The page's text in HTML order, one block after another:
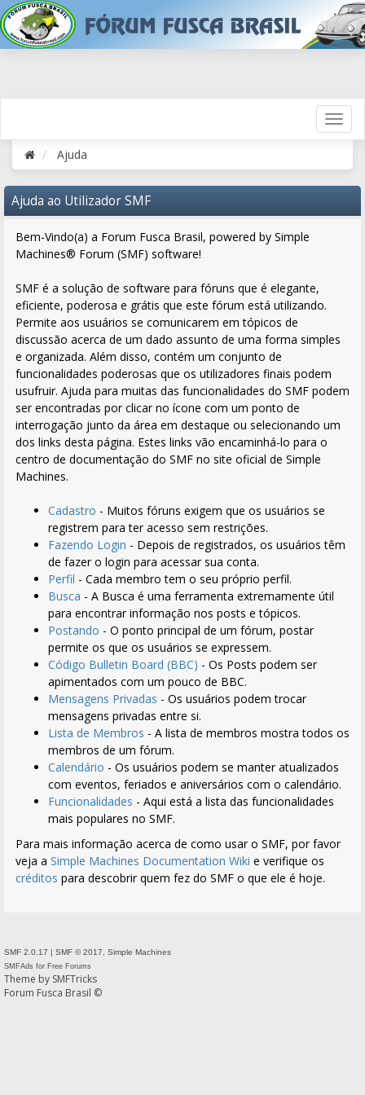
Ajuda
Ajuda ao Utilizador SMF
Bem-Vindo(a) a Forum Fusca Brasil, powered by Simple
Machines® Forum (SMF) software!
SMF é a solução de software para fóruns que é elegante,
eficiente, poderosa e grátis que este fórum está utilizando.
Permite aos usuários se comunicarem em tópicos de
discussão acerca de um dado assunto de uma forma simples
e organizada. Além disso, contém um conjunto de
funcionalidades poderosas que os utilizadores finais podem
usufruir. Ajuda para muitas das funcionalidades do SMF podem
ser encontradas por clicar no ícone com um ponto de
interrogação junto da área em destaque ou selecionando um
dos links desta página. Estes links vão encaminhá-lo para o
centro de documentação do SMF no site oficial de Simple
Machines.
Cadastro - Muitos fóruns exigem que os usuários se
registrem para ter acesso sem restrições.
Fazendo Login - Depois de registrados, os usuários têm
de fazer o login para acessar sua conta.
Perfil - Cada membro tem o seu próprio perfil.
Busca - A Busca é uma ferramenta extremamente útil
para encontrar informação nos posts e tópicos.
Postando - O ponto principal de um fórum, postar
permite os que os usuários se expressem.
Código Bulletin Board (BBC) - Os Posts podem ser
apimentados com um pouco de BBC.
Mensagens Privadas - Os usuários podem trocar
mensagens privadas entre si.
Lista de Membros - A lista de membros mostra todos os
membros de um fórum.
Calendário - Os usuários podem se manter atualizados
com eventos, feriados e aniversários com o calendário.
Funcionalidades - Aqui está a lista das funcionalidades
mais populares no SMF.
Para mais informação acerca de como usar o SMF, por favor
veja a Simple Machines Documentation Wiki e verifique os
créditos para descobrir quem fez do SMF o que ele é hoje.
SMF 2.0.17 | SMF © 2017 Simple Machines
SMFAds for Free Forums
Theme by SMFTricks
Forum Fusca Brasil ©